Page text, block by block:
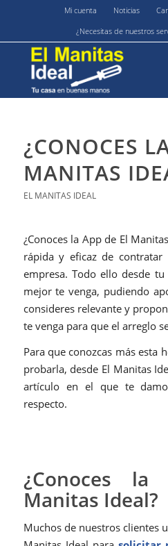
Mi cuenta Noticias
¿Necesitas de nuestros
¿CONOCES
MANITAS
EL MANITAS IDEAL
¿Conoces la App de El
rápida y eficaz de
empresa. Todo ello desde
mejor te venga, pudiendo
consideres relevante y
te venga para que el arreglo
Para que conozcas más esta
probarla, desde El Manitas
artículo en el que te
respecto.
¿Conoces
Manitas Ideal?
Muchos de nuestros clientes